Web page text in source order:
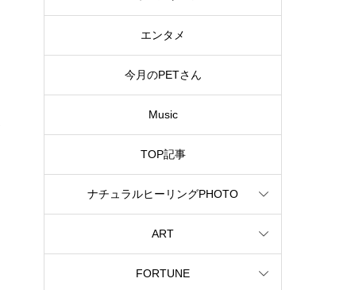
エンタメ
今月のPETさん
Music
TOP記事
ナチュラルヒーリングPHOTO
ART
FORTUNE